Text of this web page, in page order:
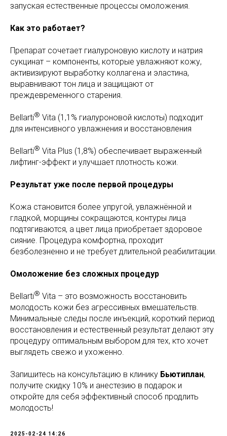
запуская естественные процессы омоложения.
Как это работает?
Препарат сочетает гиалуроновую кислоту и натрия
сукцинат – компоненты, которые увлажняют кожу,
активизируют выработку коллагена и эластина,
выравнивают тон лица и защищают от
преждевременного старения.
Bellarti® Vita (1,1% гиалуроновой кислоты) подходит
для интенсивного увлажнения и восстановления
Bellarti® Vita Plus (1,8%) обеспечивает выраженный
лифтинг-эффект и улучшает плотность кожи.
Результат уже после первой процедуры
Кожа становится более упругой, увлажнённой и
гладкой, морщины сокращаются, контуры лица
подтягиваются, а цвет лица приобретает здоровое
сияние. Процедура комфортна, проходит
безболезненно и не требует длительной реабилитации.
Омоложение без сложных процедур
Bellarti® Vita – это возможность восстановить
молодость кожи без агрессивных вмешательств.
Минимальные следы после инъекций, короткий период
восстановления и естественный результат делают эту
процедуру оптимальным выбором для тех, кто хочет
выглядеть свежо и ухоженно.
Запишитесь на консультацию в клинику Бьютиплан,
получите скидку 10% и анестезию в подарок и
откройте для себя эффективный способ продлить
молодость!
2025-02-24 14:26